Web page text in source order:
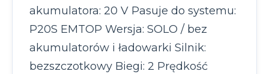
akumulatora: 20 V Pasuje do systemu:
P20S EMTOP Wersja: SOLO / bez
akumulatorów i ładowarki Silnik:
bezszczotkowy Biegi: 2 Prędkość